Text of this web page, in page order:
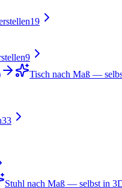
19
9
Tisch nach Maß —
33
Stuhl nach Maß — selbst in